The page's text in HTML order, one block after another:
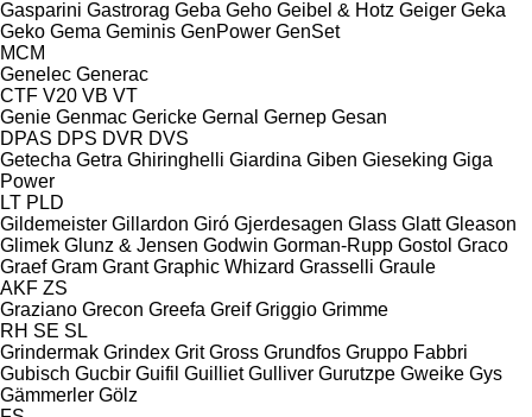
Gasparini Gastrorag Geba Geho Geibel & Hotz Geiger Geka
Geko Gema Geminis GenPower GenSet
MCM
Genelec Generac
CTF V20 VB VT
Genie Genmac Gericke Gernal Gernep Gesan
DPAS DPS DVR DVS
Getecha Getra Ghiringhelli Giardina Giben Gieseking Giga
Power
LT PLD
Gildemeister Gillardon Giró Gjerdesagen Glass Glatt Gleason
Glimek Glunz & Jensen Godwin Gorman-Rupp Gostol Graco
Graef Gram Grant Graphic Whizard Grasselli Graule
AKF ZS
Graziano Grecon Greefa Greif Griggio Grimme
RH SE SL
Grindermak Grindex Grit Gross Grundfos Gruppo Fabbri
Gubisch Gucbir Guifil Guilliet Gulliver Gurutzpe Gweike Gys
Gämmerler Gölz